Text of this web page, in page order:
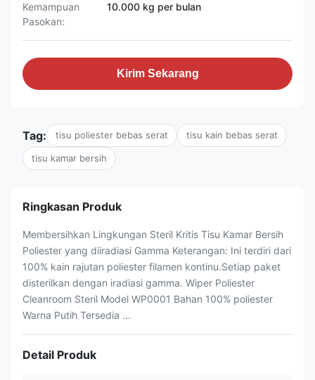
Kemampuan
Pasokan:
10.000 kg per bulan
Kirim Sekarang
Tag: tisu poliester bebas serat tisu kain bebas serat
tisu kamar bersih
Ringkasan Produk
Membersihkan Lingkungan Steril Kritis Tisu Kamar Bersih
Poliester yang diiradiasi Gamma Keterangan: Ini terdiri dari
100% kain rajutan poliester filamen kontinu.Setiap paket
disterilkan dengan iradiasi gamma. Wiper Poliester
Cleanroom Steril Model WP0001 Bahan 100% poliester
Warna Putih Tersedia ...
Detail Produk